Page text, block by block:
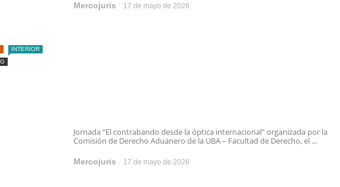
Mercojuris 17 de mayo de 2026
INTERIOR
Jornada “El contrabando desde la óptica internacional” organizada por la
Comisión de Derecho Aduanero de la UBA – Facultad de Derecho, el ...
Mercojuris 17 de mayo de 2026